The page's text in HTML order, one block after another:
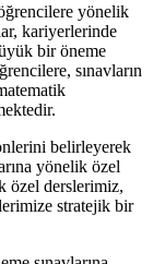
yönelik
kariyerlerinde
bir öneme
sınavların
belirleyerek
yönelik özel
özel derslerimiz,
stratejik bir